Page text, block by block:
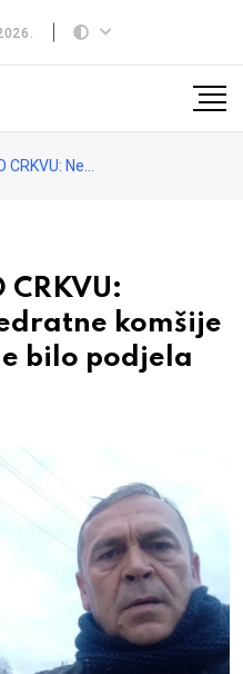
i vrijeme kada nije bilo podjela
CRKVU:
komšije
bilo podjela